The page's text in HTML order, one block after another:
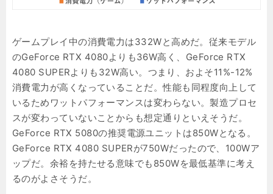
ゲームプレイ中の消費電力は332Wと高めだ。従来モデル
のGeForce RTX 4080よりも36W高く、GeForce RTX
4080 SUPERよりも32W高い。つまり、およそ11%-12%
消費電力が高くなっていることだ。性能も同程度向上して
いるためワットパフォーマンスは変わらない。製造プロセ
スが変わっていないことからも想定通りといえそうだ。
GeForce RTX 5080の推奨電源ユニットは850Wとなる。
GeForce RTX 4080 SUPERが750Wだったので、100Wア
ップだ。余裕を持たせる意味でも850Wを最低基準に考え
るのがよさそうだ。